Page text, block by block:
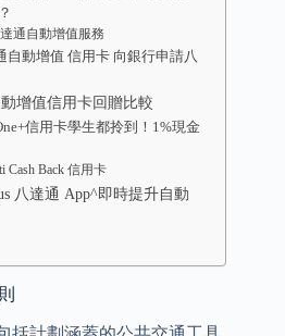
通自動增值服務
自動增值 信用卡 向銀行申請八
增值信用卡回贈比較
信用卡學生都拎到！1%現金
Cash Back 信用卡
八達通 App^即時提升自動